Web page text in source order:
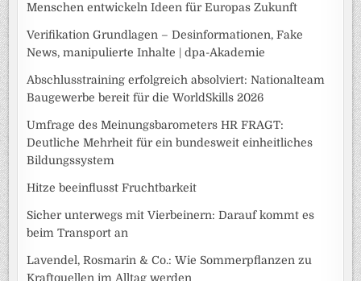
Menschen entwickeln Ideen für Europas Zukunft
Verifikation Grundlagen – Desinformationen, Fake
News, manipulierte Inhalte | dpa-Akademie
Abschlusstraining erfolgreich absolviert: Nationalteam
Baugewerbe bereit für die WorldSkills 2026
Umfrage des Meinungsbarometers HR FRAGT:
Deutliche Mehrheit für ein bundesweit einheitliches
Bildungssystem
Hitze beeinflusst Fruchtbarkeit
Sicher unterwegs mit Vierbeinern: Darauf kommt es
beim Transport an
Lavendel, Rosmarin & Co.: Wie Sommerpflanzen zu
Kraftquellen im Alltag werden